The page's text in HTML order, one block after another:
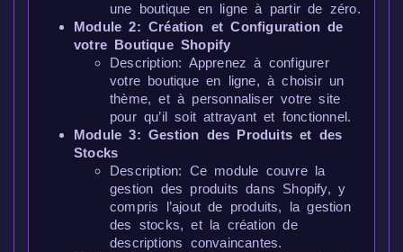
une boutique en ligne à partir de zéro.
Module 2: Création et Configuration de
votre Boutique Shopify
Description: Apprenez à configurer
votre boutique en ligne, à choisir un
thème, et à personnaliser votre site
pour qu’il soit attrayant et fonctionnel.
Module 3: Gestion des Produits et des
Stocks
Description: Ce module couvre la
gestion des produits dans Shopify, y
compris l’ajout de produits, la gestion
des stocks, et la création de
descriptions convaincantes.